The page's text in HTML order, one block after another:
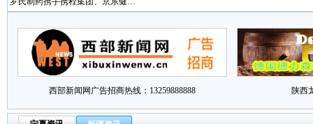
西部新闻网广告招商热线：13259888888 陕西